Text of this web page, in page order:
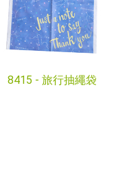
8415 - 旅行抽繩袋